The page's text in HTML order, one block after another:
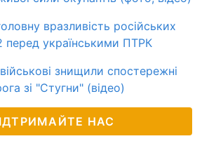
вразливість російських
перед українськими ПТРК
військові знищили спостережні
зі "Стугни" (відео)
НАС